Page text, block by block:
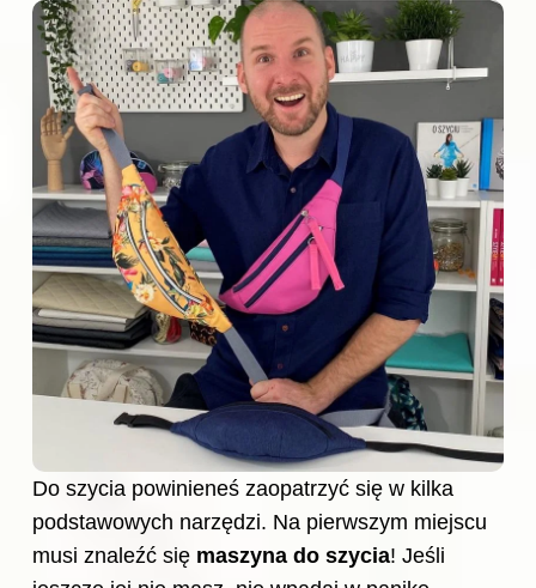
Do szycia powinieneś zaopatrzyć się w kilka
podstawowych narzędzi. Na pierwszym miejscu
musi znaleźć się maszyna do szycia! Jeśli